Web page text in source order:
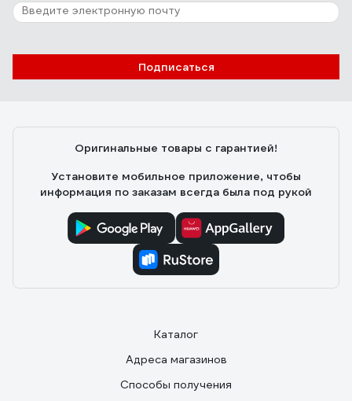
Подписаться
Оригинальные товары с гарантией!
Установите мобильное приложение, чтобы
информация по заказам всегда была под рукой
Каталог
Адреса магазинов
Способы получения